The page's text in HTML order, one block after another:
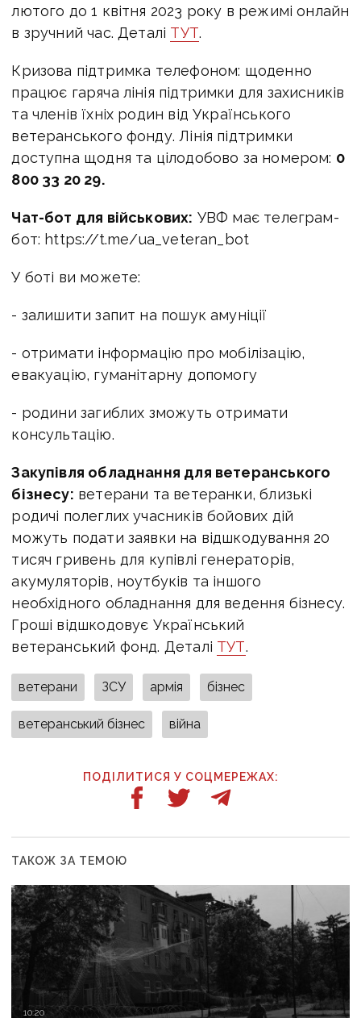
лютого до 1 квітня 2023 року в режимі онлайн
в зручний час. Деталі ТУТ.
Кризова підтримка телефоном: щоденно
працює гаряча лінія підтримки для захисників
та членів їхніх родин від Українського
ветеранського фонду. Лінія підтримки
доступна щодня та цілодобово за номером: 0
800 33 20 29.
Чат-бот для військових: УВФ має телеграм-
бот: https://t.me/ua_veteran_bot
У боті ви можете:
- залишити запит на пошук амуніції
- отримати інформацію про мобілізацію,
евакуацію, гуманітарну допомогу
- родини загиблих зможуть отримати
консультацію.
Закупівля обладнання для ветеранського
бізнесу: ветерани та ветеранки, близькі
родичі полеглих учасників бойових дій
можуть подати заявки на відшкодування 20
тисяч гривень для купівлі генераторів,
акумуляторів, ноутбуків та іншого
необхідного обладнання для ведення бізнесу.
Гроші відшкодовує Український
ветеранський фонд. Деталі ТУТ.
ветерани ЗСУ армія бізнес
ветеранський бізнес війна
ПОДІЛИТИСЯ У СОЦМЕРЕЖАХ:
ТАКОЖ ЗА ТЕМОЮ
10:20